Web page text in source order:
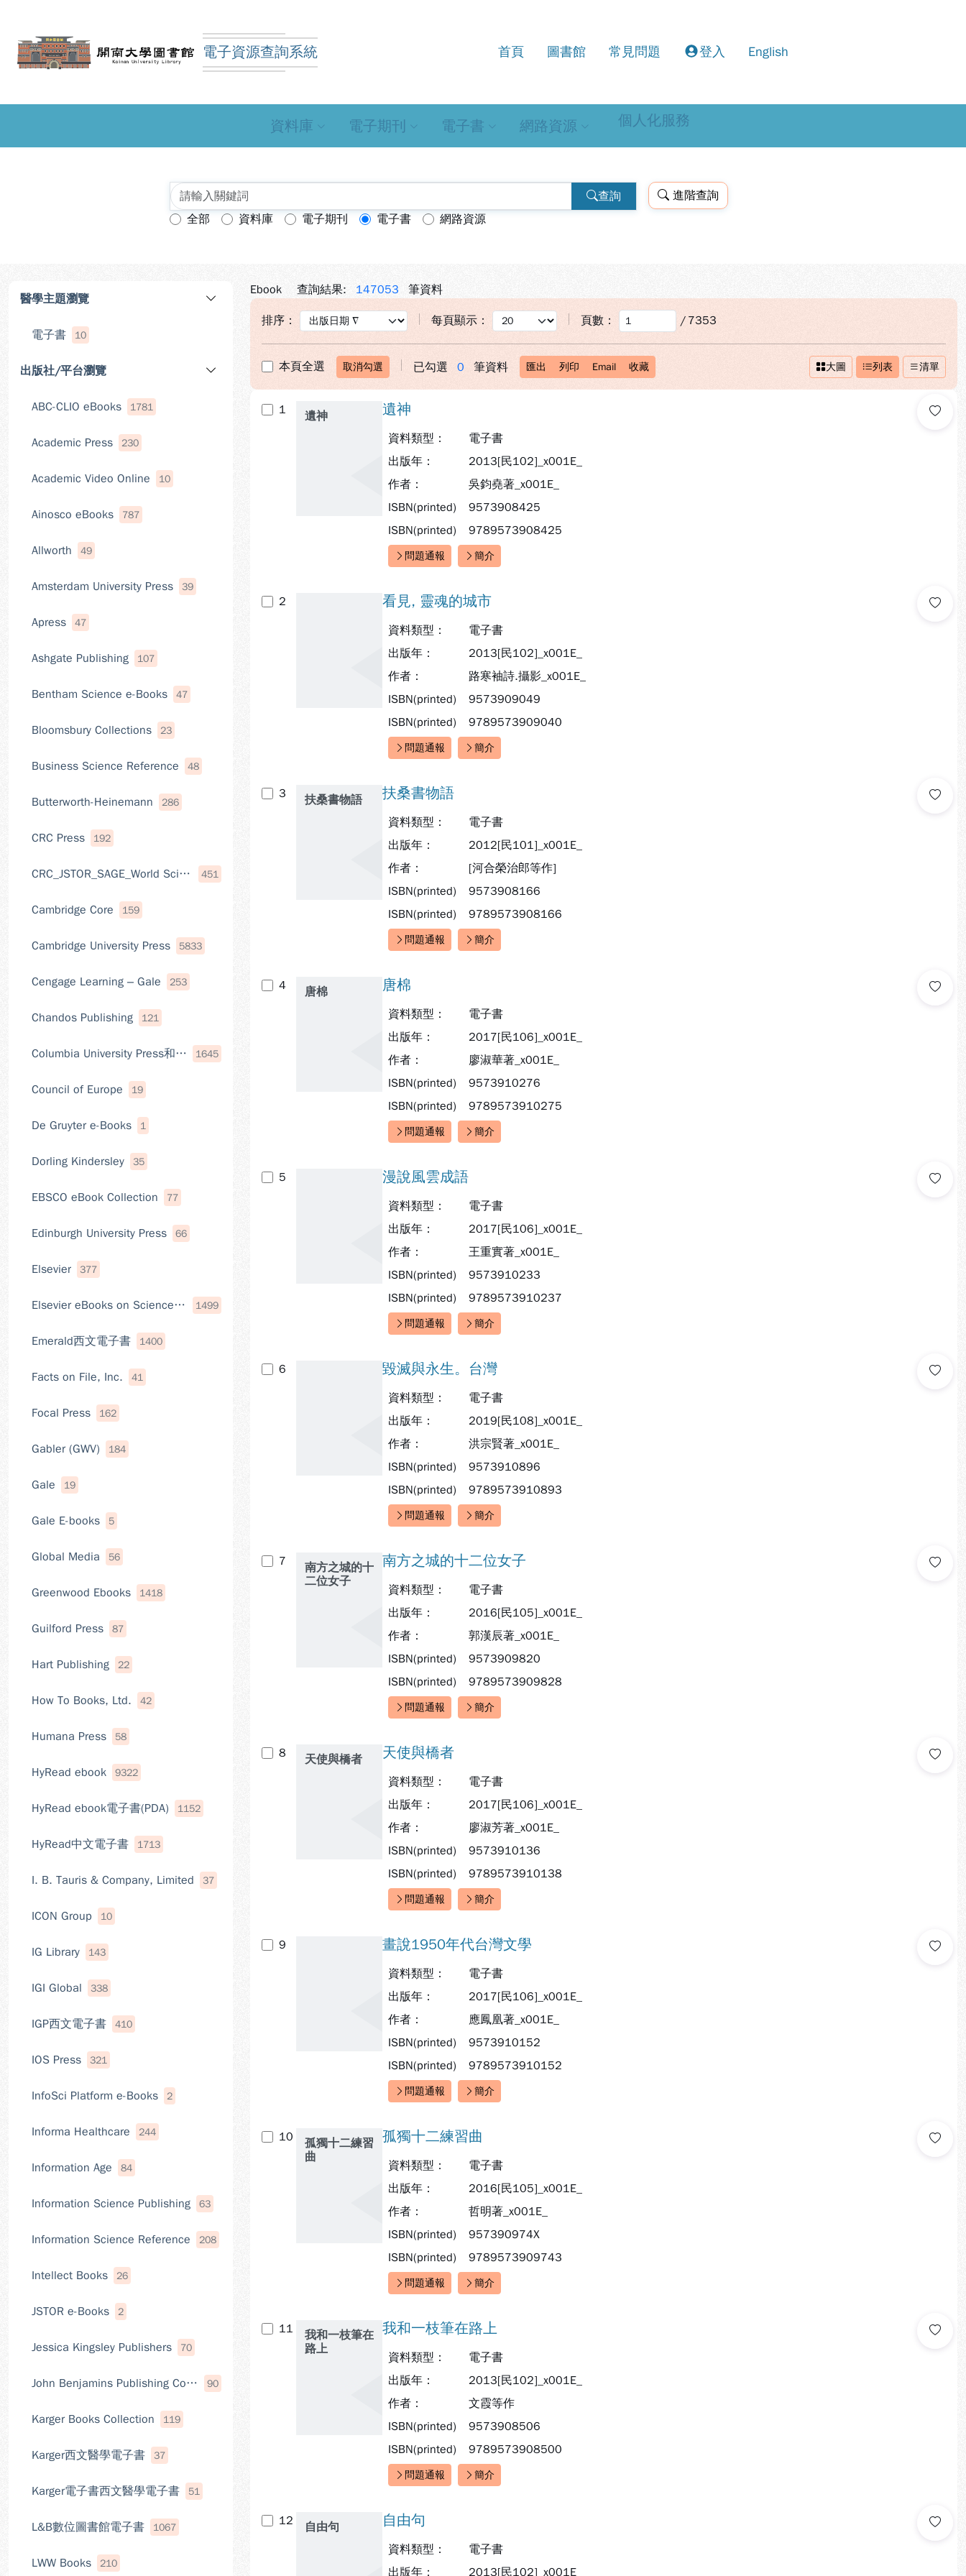
開南大學圖書館電子資源查詢系統
電子資源查詢系統 首頁 圖書館 常見問題 登入 English
資料庫 電子期刊 電子書 網路資源 個人化服務
查詢 進階查詢
查詢模式：
全部 資料庫 電子期刊 電子書 網路資源
醫學主題瀏覽
電子書 10
出版社/平台瀏覽
ABC-CLIO eBooks 1781
Academic Press 230
Academic Video Online 10
Ainosco eBooks 787
Allworth 49
Amsterdam University Press 39
Apress 47
Ashgate Publishing 107
Bentham Science e-Books 47
Bloomsbury Collections 23
Business Science Reference 48
Butterworth-Heinemann 286
CRC Press 192
CRC_JSTOR_SAGE_World Scientific電子書 451
Cambridge Core 159
Cambridge University Press 5833
Cengage Learning – Gale 253
Chandos Publishing 121
Columbia University Press和其他出版社電子書 1645
Council of Europe 19
De Gruyter e-Books 1
Dorling Kindersley 35
EBSCO eBook Collection 77
Edinburgh University Press 66
Elsevier 377
Elsevier eBooks on ScienceDirect 1499
Emerald西文電子書 1400
Facts on File, Inc. 41
Focal Press 162
Gabler (GWV) 184
Gale 19
Gale E-books 5
Global Media 56
Greenwood Ebooks 1418
Guilford Press 87
Hart Publishing 22
How To Books, Ltd. 42
Humana Press 58
HyRead ebook 9322
HyRead ebook電子書(PDA) 1152
HyRead中文電子書 1713
I. B. Tauris & Company, Limited 37
ICON Group 10
IG Library 143
IGI Global 338
IGP西文電子書 410
IOS Press 321
InfoSci Platform e-Books 2
Informa Healthcare 244
Information Age 84
Information Science Publishing 63
Information Science Reference 208
Intellect Books 26
JSTOR e-Books 2
Jessica Kingsley Publishers 70
John Benjamins Publishing Company 90
Karger Books Collection 119
Karger西文醫學電子書 37
Karger電子書西文醫學電子書 51
L&B數位圖書館電子書 1067
LWW Books 210
Ebook 查詢結果: 147053 筆資料
排序： 每頁顯示： 頁數： / 7353
本頁全選 取消勾選 已勾選 0 筆資料 匯出 列印 Email 收藏 大圖 列表 清單
1 遺神 遺神
資料類型：
電子書
出版年：
2013[民102]_x001E_
作者：
吳鈞堯著_x001E_
ISBN(printed)
9573908425
ISBN(printed)
9789573908425
快速連結：
問題通報 簡介
2 看見, 靈魂的城市
資料類型：
電子書
出版年：
2013[民102]_x001E_
作者：
路寒袖詩.攝影_x001E_
ISBN(printed)
9573909049
ISBN(printed)
9789573909040
快速連結：
問題通報 簡介
3 扶桑書物語 扶桑書物語
資料類型：
電子書
出版年：
2012[民101]_x001E_
作者：
[河合榮治郎等作]
ISBN(printed)
9573908166
ISBN(printed)
9789573908166
快速連結：
問題通報 簡介
4 唐棉 唐棉
資料類型：
電子書
出版年：
2017[民106]_x001E_
作者：
廖淑華著_x001E_
ISBN(printed)
9573910276
ISBN(printed)
9789573910275
快速連結：
問題通報 簡介
5 漫說風雲成語
資料類型：
電子書
出版年：
2017[民106]_x001E_
作者：
王重實著_x001E_
ISBN(printed)
9573910233
ISBN(printed)
9789573910237
快速連結：
問題通報 簡介
6 毀滅與永生。台灣
資料類型：
電子書
出版年：
2019[民108]_x001E_
作者：
洪宗賢著_x001E_
ISBN(printed)
9573910896
ISBN(printed)
9789573910893
快速連結：
問題通報 簡介
7
南方之城的十
二位女子
南方之城的十二位女子
資料類型：
電子書
出版年：
2016[民105]_x001E_
作者：
郭漢辰著_x001E_
ISBN(printed)
9573909820
ISBN(printed)
9789573909828
快速連結：
問題通報 簡介
8 天使與橋者 天使與橋者
資料類型：
電子書
出版年：
2017[民106]_x001E_
作者：
廖淑芳著_x001E_
ISBN(printed)
9573910136
ISBN(printed)
9789573910138
快速連結：
問題通報 簡介
9 畫說1950年代台灣文學
資料類型：
電子書
出版年：
2017[民106]_x001E_
作者：
應鳳凰著_x001E_
ISBN(printed)
9573910152
ISBN(printed)
9789573910152
快速連結：
問題通報 簡介
10
孤獨十二練習
曲
孤獨十二練習曲
資料類型：
電子書
出版年：
2016[民105]_x001E_
作者：
哲明著_x001E_
ISBN(printed)
957390974X
ISBN(printed)
9789573909743
快速連結：
問題通報 簡介
11
我和一枝筆在
路上
我和一枝筆在路上
資料類型：
電子書
出版年：
2013[民102]_x001E_
作者：
文霞等作
ISBN(printed)
9573908506
ISBN(printed)
9789573908500
快速連結：
問題通報 簡介
12 自由句 自由句
資料類型：
電子書
出版年：
2013[民102]_x001E_